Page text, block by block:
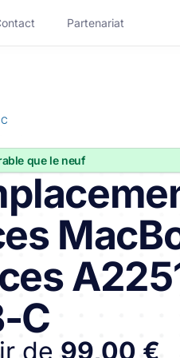
Business
Partenariat
que le neuf
C
de 99,00 €